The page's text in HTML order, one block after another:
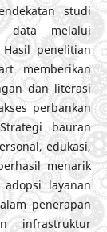
studi
data melalui
penelitian
memberikan
dan literasi
perbankan
bauran
edukasi,
menarik
layanan
penerapan
infrastruktur